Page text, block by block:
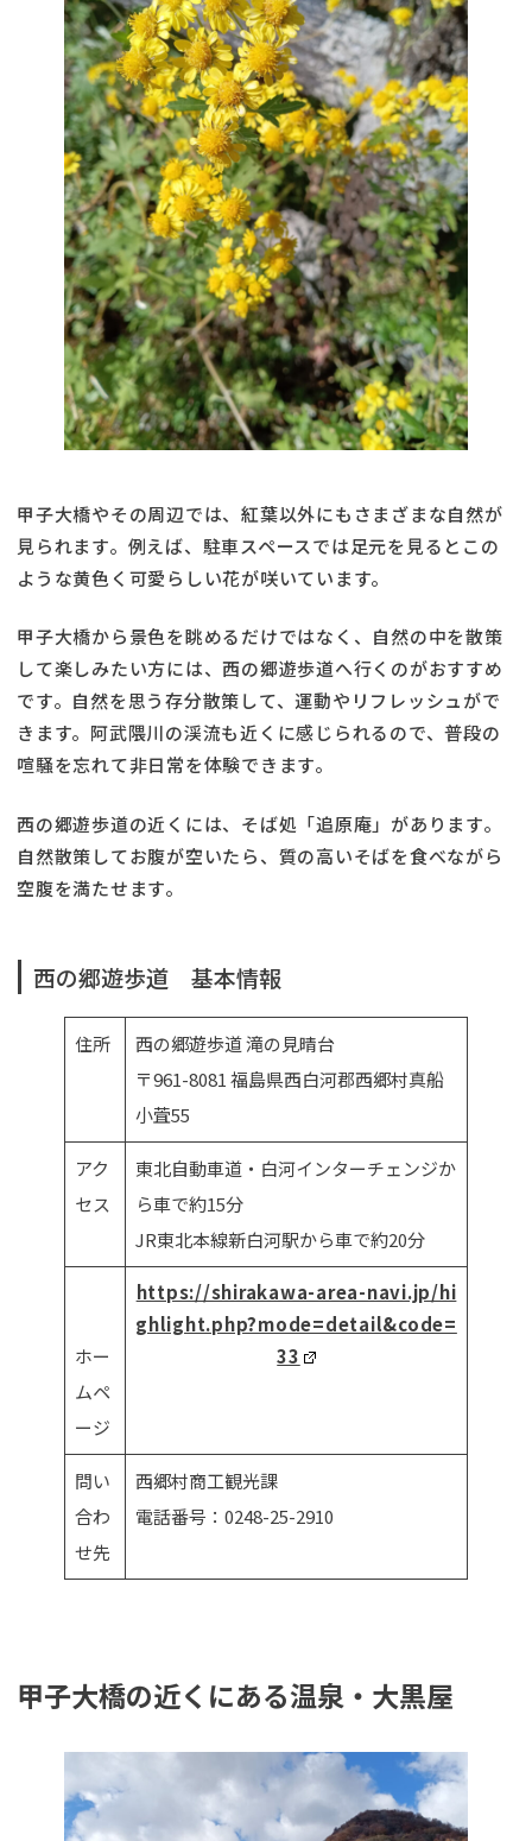
甲子大橋やその周辺では、紅葉以外にもさまざまな自然が
見られます。例えば、駐車スペースでは足元を見るとこの
ような黄色く可愛らしい花が咲いています。
甲子大橋から景色を眺めるだけではなく、自然の中を散策
して楽しみたい方には、西の郷遊歩道へ行くのがおすすめ
です。自然を思う存分散策して、運動やリフレッシュがで
きます。阿武隈川の渓流も近くに感じられるので、普段の
喧騒を忘れて非日常を体験できます。
西の郷遊歩道の近くには、そば処「追原庵」があります。
自然散策してお腹が空いたら、質の高いそばを食べながら
空腹を満たせます。
西の郷遊歩道 基本情報
住所
西の郷遊歩道 滝の見晴台
〒961-8081 福島県西白河郡西郷村真船
小萓55
アク
セス
東北自動車道・白河インターチェンジか
ら車で約15分
JR東北本線新白河駅から車で約20分
ホー
ムペ
ージ
https://shirakawa-area-navi.jp/hi
ghlight.php?mode=detail&code=
33
問い
合わ
せ先
西郷村商工観光課
電話番号：0248-25-2910
甲子大橋の近くにある温泉・大黒屋